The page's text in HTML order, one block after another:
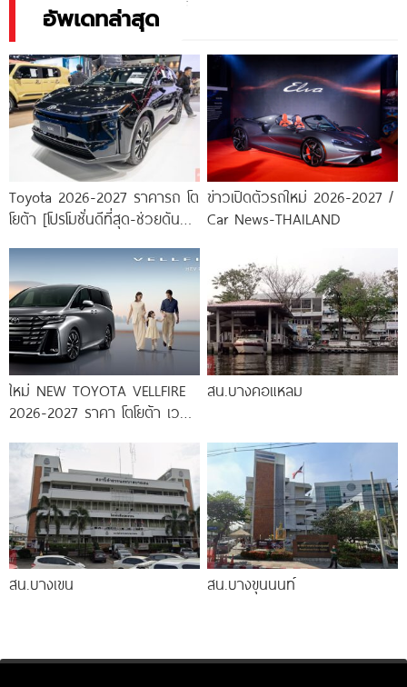
อัพเดทล่าสุด
Toyota 2026-2027 ราคารถ โต
โยต้า [โปรโมชั่นดีที่สุด-ช่วยดันทุก
ข่าวเปิดตัวรถใหม่ 2026-2027 /
Car News-THAILAND
ใหม่ NEW TOYOTA VELLFIRE
2026-2027 ราคา โตโยต้า เวล
สน.บางคอแหลม
สน.บางเขน สน.บางขุนนนท์